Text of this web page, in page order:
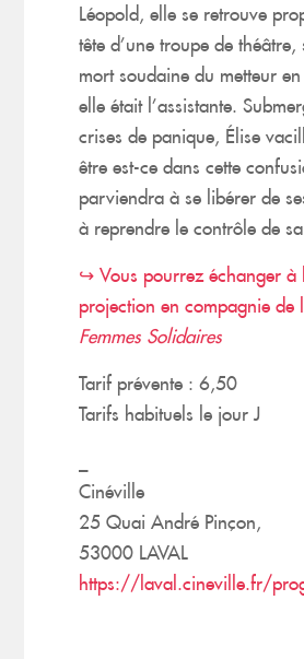
Léopold, elle se retrouve
tête d’une troupe de
mort soudaine du metteur
elle était l’assistante.
crises de panique, Élise
être est-ce dans cette
parviendra à se libérer de
à reprendre le contrôle de
↪︎ Vous pourrez échanger à
projection en compagnie de
Femmes Solidaires
Tarif prévente : 6,50
Tarifs habituels le jour J
Cinéville
25 Quai André Pinçon,
53000 LAVAL
https://laval.cineville.fr/